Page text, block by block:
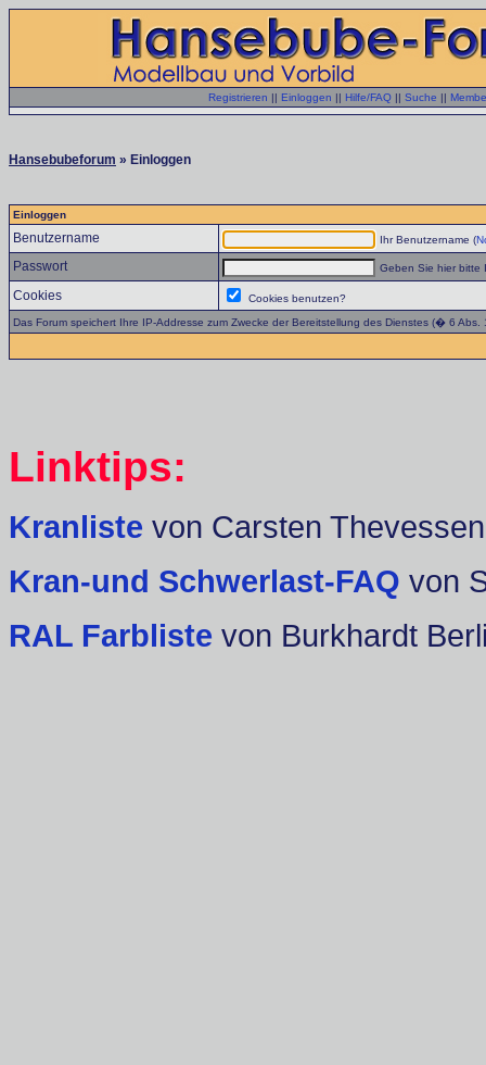
Registrieren || Einloggen || Hilfe/FAQ || Suche ||
Hansebubeforum » Einloggen
Einloggen
Benutzername Ihr Benutzername (
Passwort Geben Sie hier bitte
Cookies
Cookies benutzen?
Das Forum speichert Ihre IP-Addresse zum Zwecke der Bereitstellung des Dienstes (� 6
Linktips:
Kranliste von Carsten Thevessen
Kran-und Schwerlast-FAQ von
RAL Farbliste von Burkhardt